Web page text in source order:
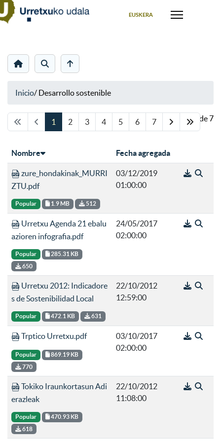
EUSKERA
Inicio/ Desarrollo sostenible
Página 1 de 7
1 2 3 4 5 6 7
Nombre Fecha agregada
zure_hondakinak_MURRI
ZTU.pdf
Popular 1.9 MB 512
03/12/2019
01:00:00
Urretxu Agenda 21 ebalu
azioren infografia.pdf
Popular
285.31 KB
650
24/05/2017
02:00:00
Urretxu 2012: Indicadore
s de Sostenibilidad Local
Popular 472.1 KB 631
22/10/2012
12:59:00
Trptico Urretxu.pdf
Popular
869.19 KB
770
03/10/2017
02:00:00
Tokiko Iraunkortasun Adi
erazleak
Popular
470.93 KB
618
22/10/2012
11:08:00